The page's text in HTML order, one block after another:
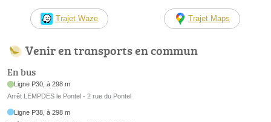
Trajet Waze Trajet Maps
Venir en transports en commun
En bus
Ligne P30, à 298 m
Arrêt LEMPDES le Pontel - 2 rue du Pontel
Ligne P38, à 298 m